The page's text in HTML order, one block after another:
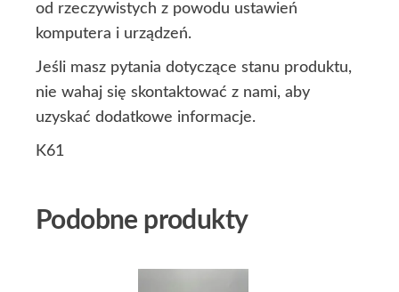
od rzeczywistych z powodu ustawień
komputera i urządzeń.
Jeśli masz pytania dotyczące stanu produktu,
nie wahaj się skontaktować z nami, aby
uzyskać dodatkowe informacje.
K61
Podobne produkty